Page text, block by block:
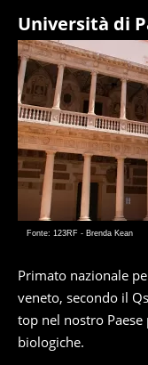
Università di
Fonte: 123RF - Brenda Kean
Primato nazionale
veneto, secondo il
top nel nostro
biologiche.